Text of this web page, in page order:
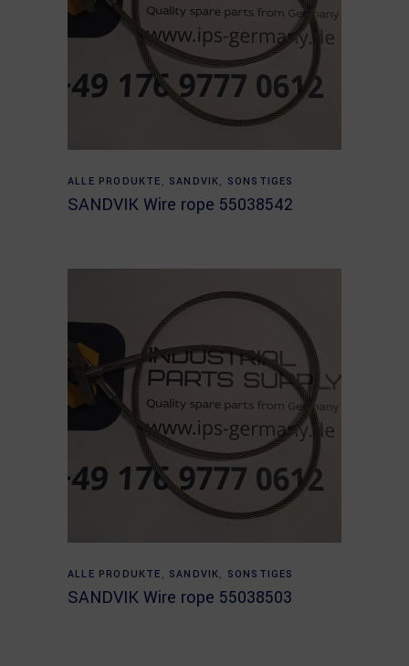
Read more
ALLE PRODUKTE , SANDVIK, SONSTIGES
SANDVIK Wire rope 55038542
Read more
ALLE PRODUKTE , SANDVIK, SONSTIGES
SANDVIK Wire rope 55038503